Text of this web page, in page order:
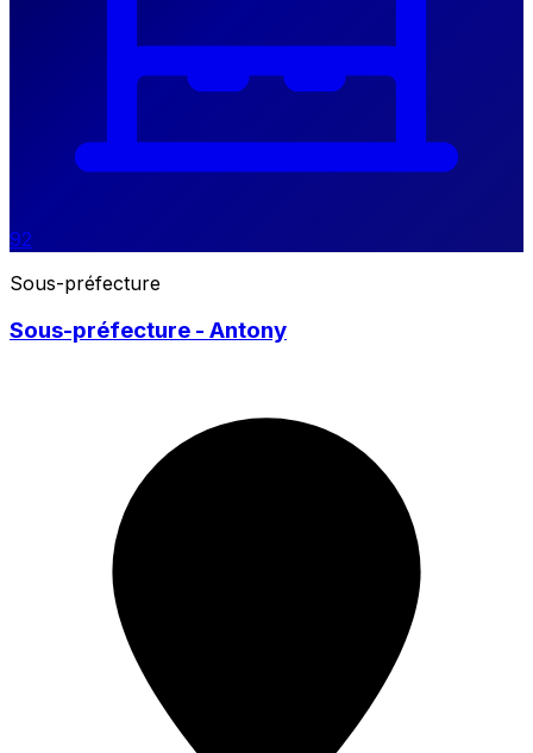
92
Sous-préfecture
Sous-préfecture - Antony